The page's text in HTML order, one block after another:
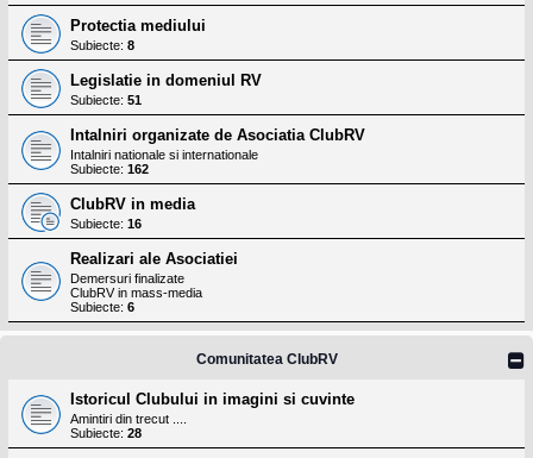
o
t
e
d
i
n
R
o
m
a
i
a
Protectia mediului
Subiecte: 8
Legislatie in domeniul RV
Subiecte: 51
Intalniri organizate de Asociatia ClubRV
Intalniri nationale si internationale
Subiecte: 162
ClubRV in media
Subiecte: 16
Realizari ale Asociatiei
Demersuri finalizate
ClubRV in mass-media
Subiecte: 6
Comunitatea ClubRV
Istoricul Clubului in imagini si cuvinte
Amintiri din trecut ....
Subiecte: 28